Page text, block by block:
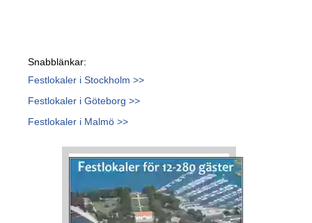
Snabblänkar:
Festlokaler i Stockholm >>
Festlokaler i Göteborg >>
Festlokaler i Malmö >>